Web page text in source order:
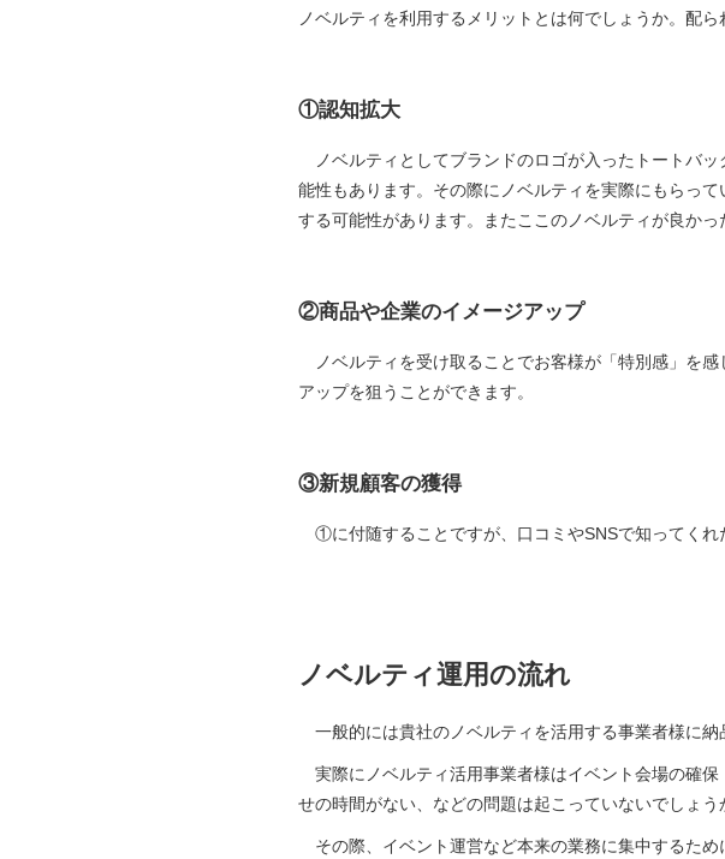
ノベルティを利用するメリットとは何でしょうか。配
①認知拡大
ノベルティとしてブランドのロゴが入ったトートバ
能性もあります。その際にノベルティを実際にもらっ
する可能性があります。またここのノベルティが良か
②商品や企業のイメージアップ
ノベルティを受け取ることでお客様が「特別感」を
アップを狙うことができます。
③新規顧客の獲得
①に付随することですが、口コミやSNSで知ってくれ
ノベルティ運用の流れ
一般的には貴社のノベルティを活用する事業者様に納
実際にノベルティ活用事業者様はイベント会場の確
せの時間がない、などの問題は起こっていないでしょう
その際、イベント運営など本来の業務に集中するため